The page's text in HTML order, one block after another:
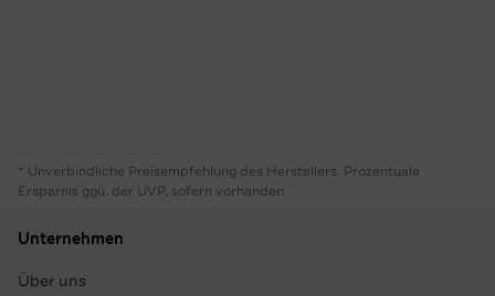
* Unverbindliche Preisempfehlung des Herstellers. Prozentuale
Ersparnis ggü. der UVP, sofern vorhanden
Unternehmen
Über uns